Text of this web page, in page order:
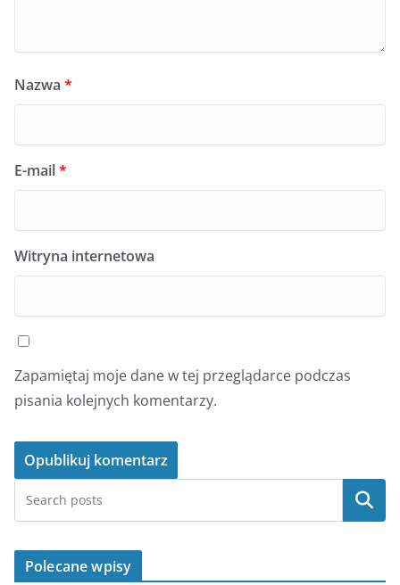
Nazwa *
E-mail*
Witryna internetowa
Zapamiętaj moje dane w tej przeglądarce podczas
pisania kolejnych komentarzy.
Szukaj
Polecane wpisy